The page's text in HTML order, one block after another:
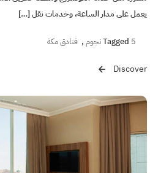
يعمل على مدار الساعة، وخدمات نقل […]
Tagged 5 نجوم , فنادق مكة
Discover